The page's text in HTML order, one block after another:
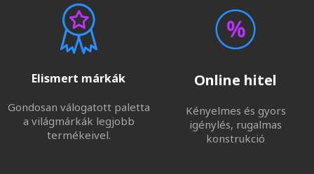
Elismert márkák
Gondosan válogatott paletta
a világmárkák legjobb
termékeivel.
Online hitel
Kényelmes és gyors
igénylés, rugalmas
konstrukció